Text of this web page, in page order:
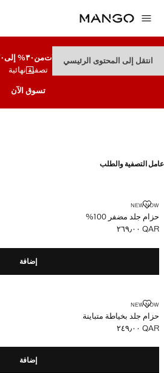
انتقل إلى المحتوى الرئيسيتنزيلاتمن٣٠% إلى٧٠%
تصفية نهائية
تسوق الآن
عامل التصفية والطلب
NEW NOW
حزام جلد مضفر 100%
حزام جلد مضفر 100%
السعر الحالي [QAR ٢٦٩٫٠٠ ]
QAR ٢٦٩٫٠٠
إضافة
NEW NOW
حزام جلد بخياطة متباينة
حزام جلد بخياطة متباينة
السعر الحالي [QAR ٢٤٩٫٠٠ ]
QAR ٢٤٩٫٠٠
إضافة